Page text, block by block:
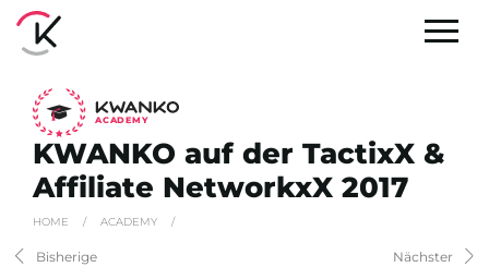
ACADEMY
KWANKO auf der TactixX &
Affiliate NetworkxX 2017
HOME / ACADEMY /
Bisherige Nächster